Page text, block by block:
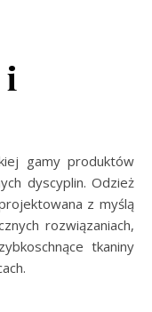
i
gamy produktów
dyscyplin. Odzież
z myślą
rozwiązaniach,
tkaniny